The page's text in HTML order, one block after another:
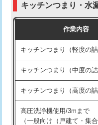
管・ポリ管・HT管使用/3
排水管工事（土の掘削・埋
排水管工事（排水管工事/3
排水管工事（追加 排水管
マス交換（土の掘削・埋め
式・ワンホール）)
交換・取付(排水栓・排水
キッチンつまり・水
作業内容
キッチンつまり（軽度の詰
キッチンつまり（中度の詰
キッチンつまり（高度の詰
高圧洗浄機使用/3mまで
（一般向け（戸建て・集合